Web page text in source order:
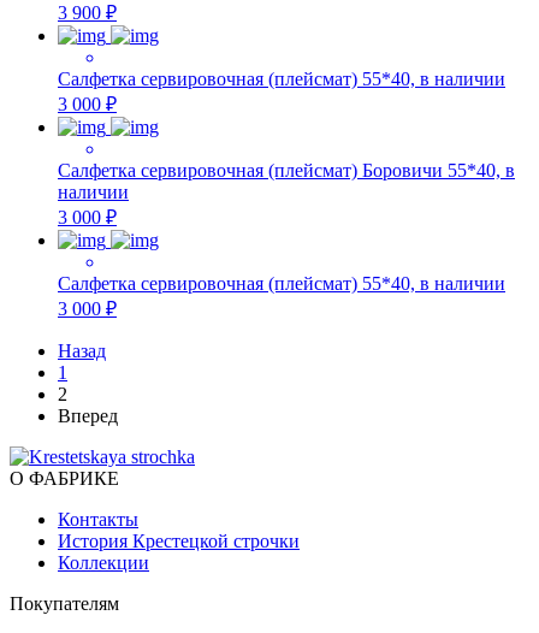
3 900 ₽
Салфетка сервировочная (плейсмат) 55*40, в наличии
3 000 ₽
Салфетка сервировочная (плейсмат) Боровичи 55*40, в
наличии
3 000 ₽
Салфетка сервировочная (плейсмат) 55*40, в наличии
3 000 ₽
Назад
1
2
Вперед
О ФАБРИКЕ
Контакты
История Крестецкой строчки
Коллекции
Покупателям